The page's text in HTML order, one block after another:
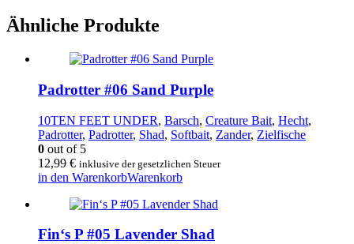
Ähnliche Produkte
Padrotter #06 Sand Purple
10TEN FEET UNDER, Barsch, Creature Bait, Hecht,
Padrotter, Padrotter, Shad, Softbait, Zander, Zielfische
0 out of 5
12,99 € inklusive der gesetzlichen Steuer
in den WarenkorbWarenkorb
Fin‘s P #05 Lavender Shad